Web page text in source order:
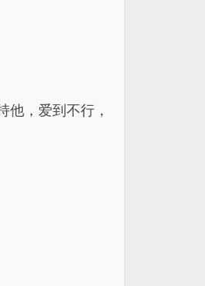
，爱到不行，